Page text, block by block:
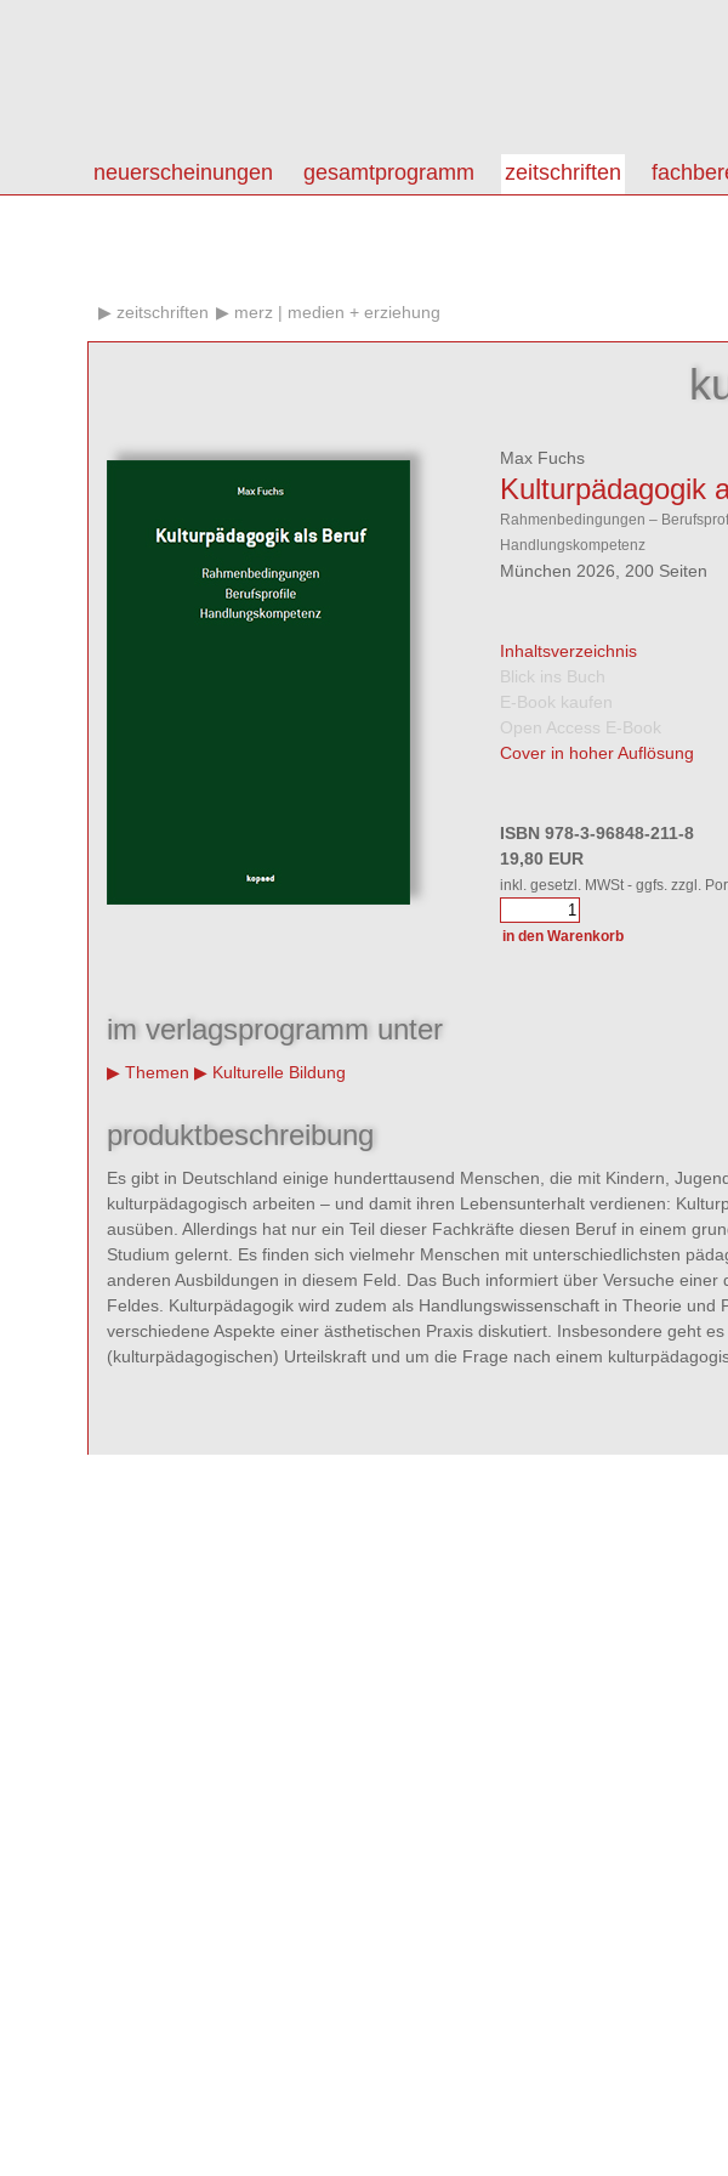
neuerscheinungen gesamtprogramm zeitschriften
zeitschriften merz | medien + erziehung
Max Fuchs
Kulturpädagogik
Rahmenbedingungen –
Handlungskompetenz
München 2026, 200 Seiten
Inhaltsverzeichnis
Blick ins Buch
E-Book kaufen
Open Access E-Book
Cover in hoher Auflösung
ISBN 978-3-96848-211-8
19,80 EUR
inkl. gesetzl. MWSt - ggfs. zzgl.
im verlagsprogramm unter
Themen Kulturelle Bildung
produktbeschreibung
Es gibt in Deutschland einige hunderttausend Menschen, die mit Kindern,
kulturpädagogisch arbeiten – und damit ihren Lebensunterhalt verdienen:
ausüben. Allerdings hat nur ein Teil dieser Fachkräfte diesen Beruf in einem
Studium gelernt. Es finden sich vielmehr Menschen mit unterschiedlichsten
anderen Ausbildungen in diesem Feld. Das Buch informiert über Versuche einer
Feldes. Kulturpädagogik wird zudem als Handlungswissenschaft in Theorie und
verschiedene Aspekte einer ästhetischen Praxis diskutiert. Insbesondere geht
(kulturpädagogischen) Urteilskraft und um die Frage nach einem